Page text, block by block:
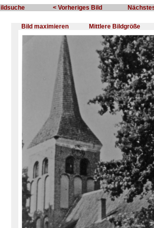
< Vorheriges Bild
Mittlere Bildgröße
Bild maximieren